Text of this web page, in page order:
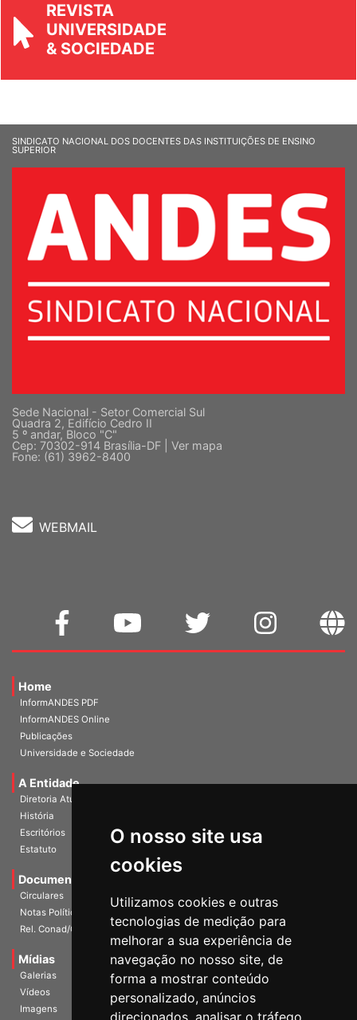
O nosso site usa
cookies
Utilizamos cookies e outras
tecnologias de medição para
melhorar a sua experiência de
navegação no nosso site, de
forma a mostrar conteúdo
personalizado, anúncios
direcionados, analisar o tráfego
REVISTA
UNIVERSIDADE
& SOCIEDADE
SINDICATO NACIONAL DOS DOCENTES DAS INSTITUIÇÕES DE ENSINO
SUPERIOR
Sede Nacional - Setor Comercial Sul
Quadra 2, Edifício Cedro II
5 º andar, Bloco "C"
Cep: 70302-914 Brasília-DF | Ver mapa
Fone: (61) 3962-8400
WEBMAIL
Home
InformANDES PDF
InformANDES Online
Publicações
Universidade e Sociedade
A Entidade
Diretoria Atual
História
Escritórios
Estatuto
Documentos
Circulares
Notas Políticas
Rel. Conad/Congresso
Mídias
Galerias
Vídeos
Imagens